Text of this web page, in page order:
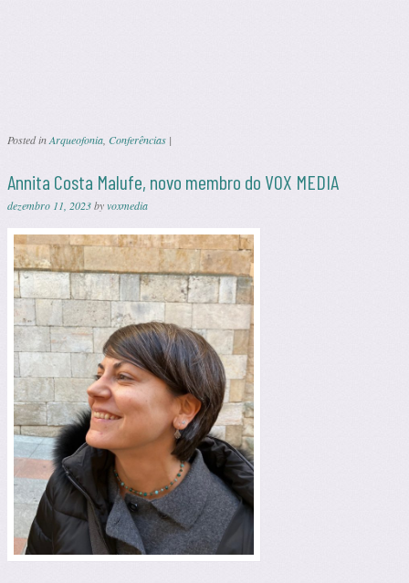
Posted inArqueofonia Conferências |
Annita Costa Malufe, novo membro do VOX MEDIA
dezembro 11, 2023byvoxmedia